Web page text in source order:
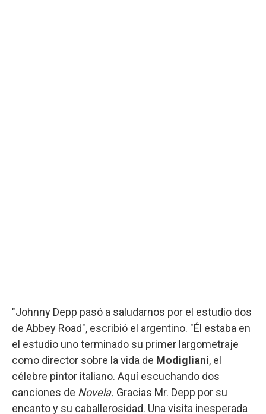
"Johnny Depp pasó a saludarnos por el estudio dos
de Abbey Road", escribió el argentino. "Él estaba en
el estudio uno terminado su primer largometraje
como director sobre la vida de Modigliani, el
célebre pintor italiano. Aquí escuchando dos
canciones de Novela. Gracias Mr. Depp por su
encanto y su caballerosidad. Una visita inesperada